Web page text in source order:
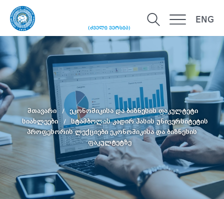
(ძველი ვერსია)
ENG
მთავარი
ეკონომიკისა და ბიზნესის ფაკულტეტი
სიახლეები
სტამბოლის კადირ ჰასის უნივერსიტეტის
პროფესორის ლექციები ეკონომიკისა და ბიზნესის
ფაკულტეტზე